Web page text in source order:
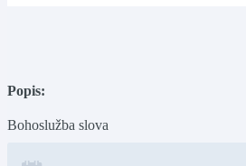
Popis:
Bohoslužba slova